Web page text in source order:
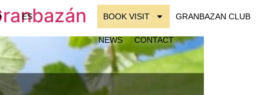
ES BOOK VISIT GRANBAZAN CLUB
NEWS CONTACT